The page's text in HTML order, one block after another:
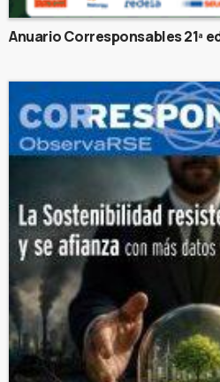
Anuario Corresponsables 21ª